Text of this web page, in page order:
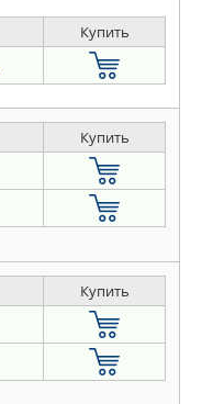
Купить
Купить
Купить